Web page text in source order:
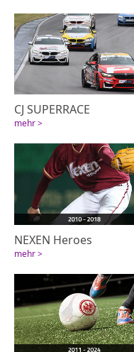
CJ SUPERRACE
mehr >
NEXEN Heroes
mehr >